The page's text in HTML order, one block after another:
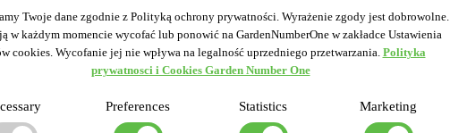
Twoje dane zgodnie z Polityką ochrony prywatności. Wyrażenie zgody jest dobrowolne.
w każdym momencie wycofać lub ponowić na GardenNumberOne w zakładce Ustawienia
cookies. Wycofanie jej nie wpływa na legalność uprzedniego przetwarzania. Polityka
prywatnosci i Cookies Garden Number One
Preferences Statistics Marketing